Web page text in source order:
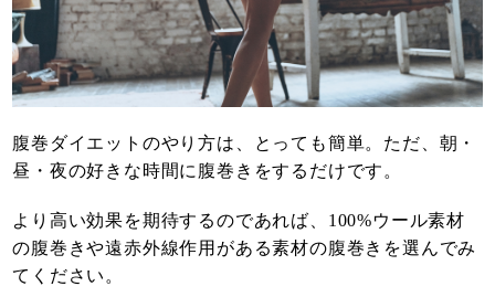
腹巻ダイエットのやり方は、とっても簡単。ただ、朝・
昼・夜の好きな時間に腹巻きをするだけです。
より高い効果を期待するのであれば、100%ウール素材
の腹巻きや遠赤外線作用がある素材の腹巻きを選んでみ
てください。